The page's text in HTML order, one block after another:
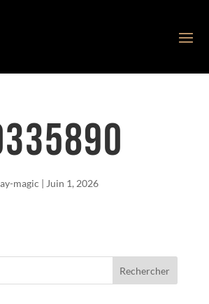
magic | Juin 1, 2026
Rechercher